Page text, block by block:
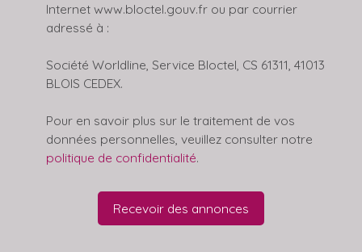
Internet www.bloctel.gouv.fr ou par courrier
adressé à :
Société Worldline, Service Bloctel, CS 61311, 41013
BLOIS CEDEX.
Pour en savoir plus sur le traitement de vos
données personnelles, veuillez consulter notre
politique de confidentialité.
Recevoir des annonces